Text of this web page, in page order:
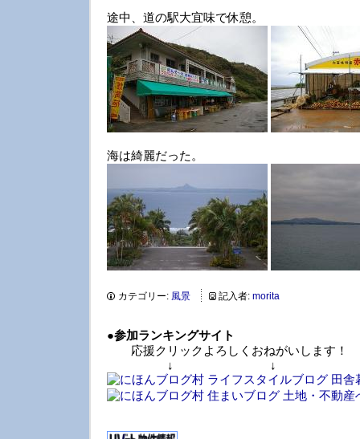
途中、道の駅大宜味で休憩。
海は綺麗だった。
カテゴリー: 風景 記入者: morita
●参加ランキングサイト
応援クリックよろしくおねがいします！
↓ ↓